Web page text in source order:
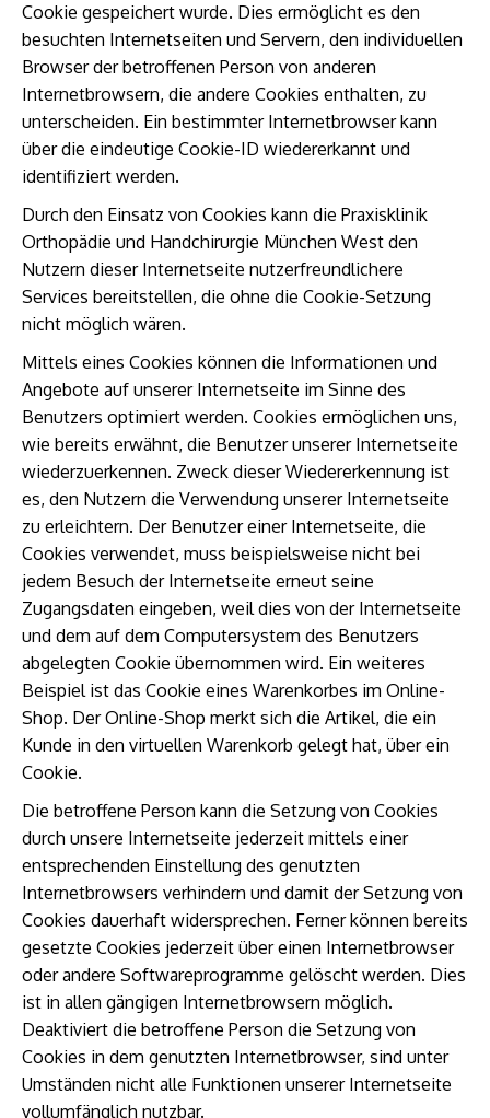
Cookie gespeichert wurde. Dies ermöglicht es den
besuchten Internetseiten und Servern, den individuellen
Browser der betroffenen Person von anderen
Internetbrowsern, die andere Cookies enthalten, zu
unterscheiden. Ein bestimmter Internetbrowser kann
über die eindeutige Cookie-ID wiedererkannt und
identifiziert werden.
Durch den Einsatz von Cookies kann die Praxisklinik
Orthopädie und Handchirurgie München West den
Nutzern dieser Internetseite nutzerfreundlichere
Services bereitstellen, die ohne die Cookie-Setzung
nicht möglich wären.
Mittels eines Cookies können die Informationen und
Angebote auf unserer Internetseite im Sinne des
Benutzers optimiert werden. Cookies ermöglichen uns,
wie bereits erwähnt, die Benutzer unserer Internetseite
wiederzuerkennen. Zweck dieser Wiedererkennung ist
es, den Nutzern die Verwendung unserer Internetseite
zu erleichtern. Der Benutzer einer Internetseite, die
Cookies verwendet, muss beispielsweise nicht bei
jedem Besuch der Internetseite erneut seine
Zugangsdaten eingeben, weil dies von der Internetseite
und dem auf dem Computersystem des Benutzers
abgelegten Cookie übernommen wird. Ein weiteres
Beispiel ist das Cookie eines Warenkorbes im Online-
Shop. Der Online-Shop merkt sich die Artikel, die ein
Kunde in den virtuellen Warenkorb gelegt hat, über ein
Cookie.
Die betroffene Person kann die Setzung von Cookies
durch unsere Internetseite jederzeit mittels einer
entsprechenden Einstellung des genutzten
Internetbrowsers verhindern und damit der Setzung von
Cookies dauerhaft widersprechen. Ferner können bereits
gesetzte Cookies jederzeit über einen Internetbrowser
oder andere Softwareprogramme gelöscht werden. Dies
ist in allen gängigen Internetbrowsern möglich.
Deaktiviert die betroffene Person die Setzung von
Cookies in dem genutzten Internetbrowser, sind unter
Umständen nicht alle Funktionen unserer Internetseite
vollumfänglich nutzbar.